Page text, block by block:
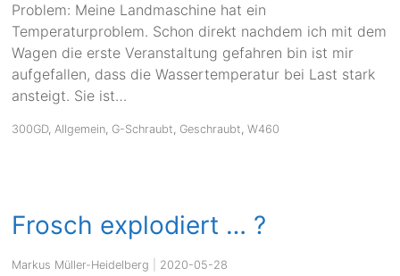
Problem: Meine Landmaschine hat ein
Temperaturproblem. Schon direkt nachdem ich mit dem
Wagen die erste Veranstaltung gefahren bin ist mir
aufgefallen, dass die Wassertemperatur bei Last stark
ansteigt. Sie ist…
300GD,Allgemein, G-Schraubt, Geschraubt,W460
Frosch explodiert … ?
Markus Müller-Heidelberg 2020-05-28